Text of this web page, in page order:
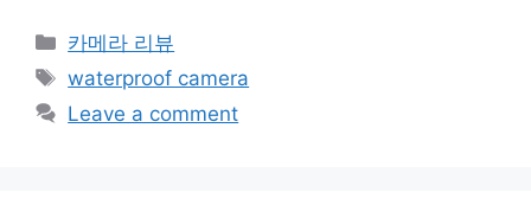
Categories
카메라 리뷰
Tags
waterproof camera
Leave a comment